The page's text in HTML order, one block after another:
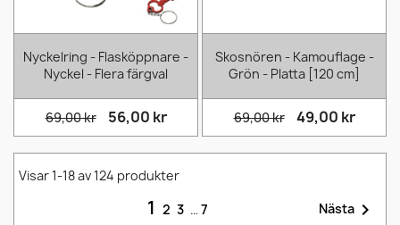
Nyckelring - Flasköppnare -
Nyckel - Flera färgval
69,00 kr 56,00 kr
Skosnören - Kamouflage -
Grön - Platta [120 cm]
69,00 kr 49,00 kr
Visar 1-18 av 124 produkter
1 2 3 … 7 Nästa 